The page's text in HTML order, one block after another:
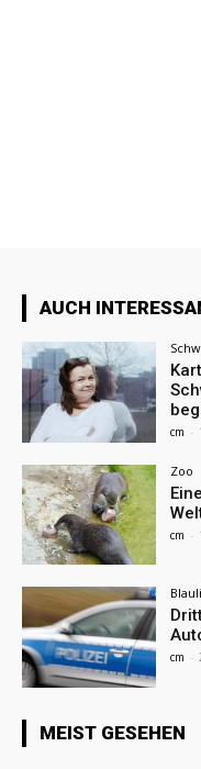
AUCH
cm -
Zoo
cm -
cm -
MEIST GESEHEN